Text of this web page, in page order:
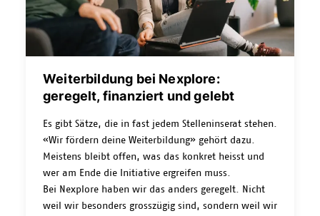
Weiterbildung bei Nexplore:
geregelt, finanziert und gelebt
Es gibt Sätze, die in fast jedem Stelleninserat stehen.
«Wir fördern deine Weiterbildung» gehört dazu.
Meistens bleibt offen, was das konkret heisst und
wer am Ende die Initiative ergreifen muss.
Bei Nexplore haben wir das anders geregelt. Nicht
weil wir besonders grosszügig sind, sondern weil wir